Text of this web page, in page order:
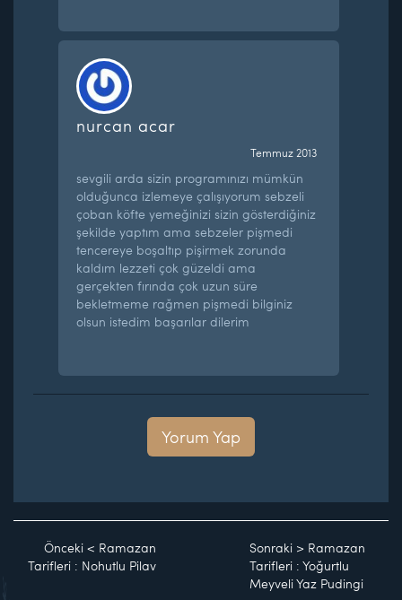
nurcan acar
Temmuz 2013
sevgili arda sizin programınızı mümkün
olduğunca izlemeye çalışıyorum sebzeli
çoban köfte yemeğinizi sizin gösterdiğiniz
şekilde yaptım ama sebzeler pişmedi
tencereye boşaltıp pişirmek zorunda
kaldım lezzeti çok güzeldi ama
gerçekten fırında çok uzun süre
bekletmeme rağmen pişmedi bilginiz
olsun istedim başarılar dilerim
Yorum Yap
Önceki < Ramazan
Tarifleri : Nohutlu Pilav
Sonraki > Ramazan
Tarifleri : Yoğurtlu
Meyveli Yaz Pudingi